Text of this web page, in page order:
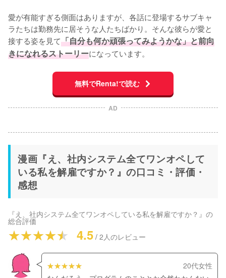
愛が有能すぎる側面はありますが、各話に登場するサブキャ
ラたちは勤務先に居そうな人たちばかり。そんな彼らが愛と
接する姿を見て「自分も何か頑張ってみようかな」と前向
きになれるストーリーになっています。
無料でRenta!で読む
AD
漫画『え、社内システム全てワンオペして
いる私を解雇ですか？』の口コミ・評価・
感想
『え、社内システム全てワンオペしている私を解雇ですか？』 の
総合評価
4.5 / 2人のレビュー
20代女性